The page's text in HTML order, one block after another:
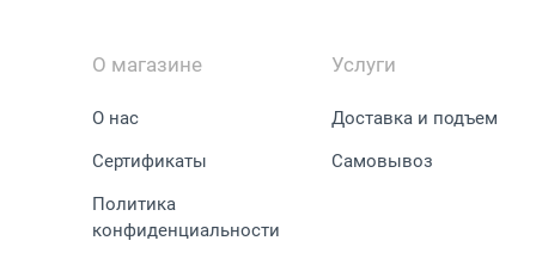
О магазине
О нас
Сертификаты
Политика
конфиденциальности
Услуги
Доставка и подъем
Самовывоз